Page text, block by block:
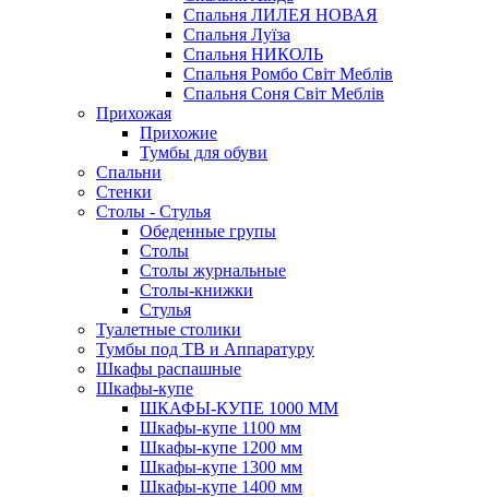
Спальня ЛИЛЕЯ НОВАЯ
Спальня Луїза
Спальня НИКОЛЬ
Спальня Ромбо Світ Меблів
Спальня Соня Світ Меблів
Прихожая
Прихожие
Тумбы для обуви
Спальни
Стенки
Столы - Стулья
Обеденные групы
Столы
Столы журнальные
Столы-книжки
Стулья
Туалетные столики
Тумбы под ТВ и Аппаратуру
Шкафы распашные
Шкафы-купе
ШКАФЫ-КУПЕ 1000 ММ
Шкафы-купе 1100 мм
Шкафы-купе 1200 мм
Шкафы-купе 1300 мм
Шкафы-купе 1400 мм